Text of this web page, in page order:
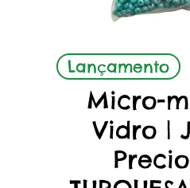
Lançamento
Micro-
Vidro |